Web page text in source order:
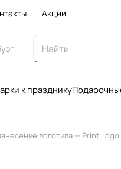
Акции
к празднику
логотипа — Print Logo